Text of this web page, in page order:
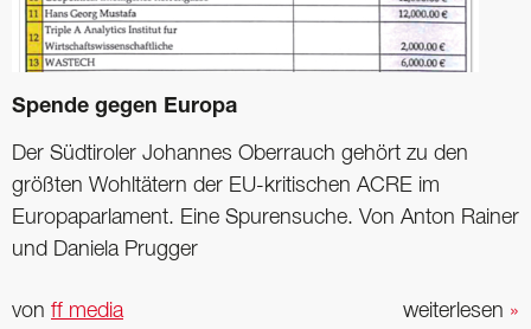
Spende gegen Europa
Der Südtiroler Johannes Oberrauch gehört zu den
größten Wohltätern der EU-kritischen ACRE im
Europaparlament. Eine Spurensuche. Von Anton Rainer
und Daniela Prugger
weiterlesen »
von ff media